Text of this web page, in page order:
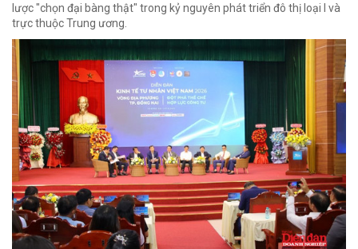
lược "chọn đại bàng thật" trong kỷ nguyên phát triển đô thị loại I và
trực thuộc Trung ương.